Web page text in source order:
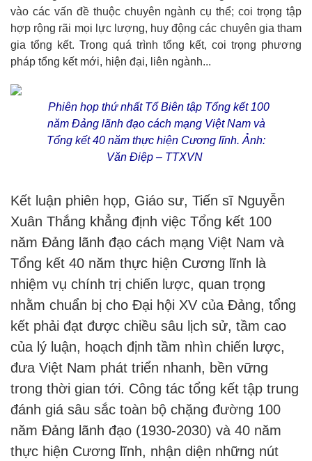
vào các vấn đề thuộc chuyên ngành cụ thể; coi trọng tập
hợp rộng rãi mọi lực lượng, huy động các chuyên gia tham
gia tổng kết. Trong quá trình tổng kết, coi trọng phương
pháp tổng kết mới, hiện đại, liên ngành...
Phiên họp thứ nhất Tổ Biên tập Tổng kết 100
năm Đảng lãnh đạo cách mạng Việt Nam và
Tổng kết 40 năm thực hiện Cương lĩnh. Ảnh:
Văn Điệp – TTXVN
Kết luận phiên họp, Giáo sư, Tiến sĩ Nguyễn
Xuân Thắng khẳng định việc Tổng kết 100
năm Đảng lãnh đạo cách mạng Việt Nam và
Tổng kết 40 năm thực hiện Cương lĩnh là
nhiệm vụ chính trị chiến lược, quan trọng
nhằm chuẩn bị cho Đại hội XV của Đảng, tổng
kết phải đạt được chiều sâu lịch sử, tầm cao
của lý luận, hoạch định tầm nhìn chiến lược,
đưa Việt Nam phát triển nhanh, bền vững
trong thời gian tới. Công tác tổng kết tập trung
đánh giá sâu sắc toàn bộ chặng đường 100
năm Đảng lãnh đạo (1930-2030) và 40 năm
thực hiện Cương lĩnh, nhận diện những nút